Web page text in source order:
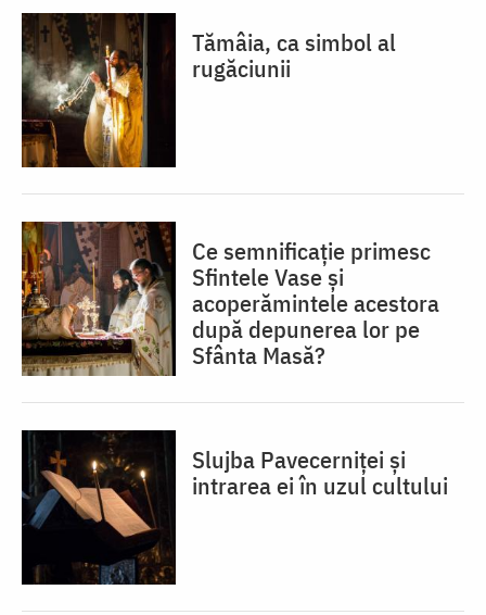
Tămâia, ca simbol al
rugăciunii
Ce semnificație primesc
Sfintele Vase și
acoperămintele acestora
după depunerea lor pe
Sfânta Masă?
Slujba Pavecerniței și
intrarea ei în uzul cultului